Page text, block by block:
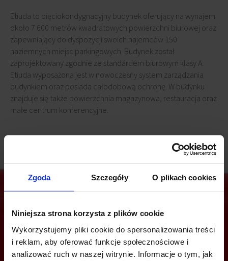
Zgoda Szczegóły O plikach cookies
Niniejsza strona korzysta z plików cookie
Wykorzystujemy pliki cookie do spersonalizowania treści
i reklam, aby oferować funkcje społecznościowe i
analizować ruch w naszej witrynie. Informacje o tym, jak
Etiuda to pięciokondygnacyjny budynek oferujący na wynajem
około 7 600 metrów kwadratowych powierzchni biurowej oraz
zapewniający do dyspozycji swoich najemców 150
naziemnych miejsc parkingowych. Budynek został
zaprojektowany zgodnie ze standardem biurowym klasy A.
Etiuda wyposażona jest w nowoczesny system zarządzania
budynkiem oraz posiada całodobową ochronę. W budynku
znajduje się także powierzchnia magazynowa, restauracja oraz
małe centrum konferencyjne.
Jesteś zainteresowany tą ofertą?